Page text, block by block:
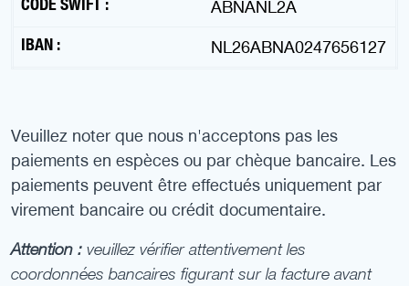
ABNANL2A
IBAN :
NL26ABNA0247656127
Veuillez noter que nous n'acceptons pas les
paiements en espèces ou par chèque bancaire. Les
paiements peuvent être effectués uniquement par
virement bancaire ou crédit documentaire.
Attention : veuillez vérifier attentivement les
coordonnées bancaires figurant sur la facture avant